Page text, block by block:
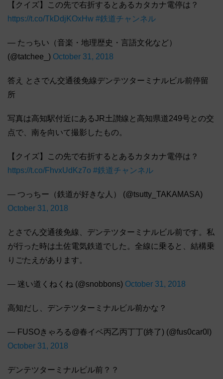
【クイズ】この先で右折するとあるカタカナ電停は？
https://t.co/TkDdjKOxHw #鉄道チャンネル
— たっちい（音楽・地理歴史・言語文化など）
(@tatchee_) October 31, 2018
答え とさでん交通後免線デンテツターミナルビル前停留
所
写真は高知駅付近にあるJR土讃線と高知県道249号との交
点で、南を向いて撮影したもの。
【クイズ】この先で右折するとあるカタカナ電停は？
https://t.co/FhvxUdKz7o #鉄道チャンネル
— つっちー（鉄道が好きな人） (@tsutty_TAKAMASA)
October 31, 2018
とさでん交通後免線、デンテツターミナルビル前です。私
が行った時は土佐電気鉄道でした。全線に乗ると、結構乗
りごたえがあります。
— 迷い道くねくね (@snobbons) October 31, 2018
高知だし、デンテツターミナルビル前かな？
— FUSOきゃろる@春イベ丙乙丙丁丁(終了) (@fus0car0l)
October 31, 2018
デンテツターミナルビル前？？